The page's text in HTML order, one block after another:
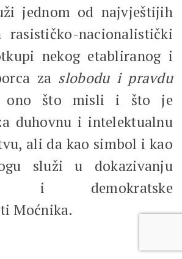
jednom od najvještijih
nacionalistički
nekog etabliranog i
za slobodu i pravdu
ono što misli i što je
duhovnu i intelektualnu
ali da kao simbol i kao
služi u dokazivanju
i demokratske
Moćnika.